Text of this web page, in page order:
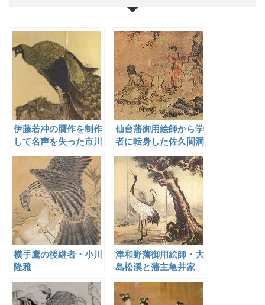
伊藤若冲の贋作を制作
して名声を失った市川
君圭
仙台藩御用絵師から学
者に転身した佐久間洞
巌
横手鷹の後継者・小川
隆雅
津和野藩御用絵師・大
島松溪と藩主亀井家